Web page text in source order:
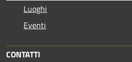
Luoghi
Eventi
CONTATTI